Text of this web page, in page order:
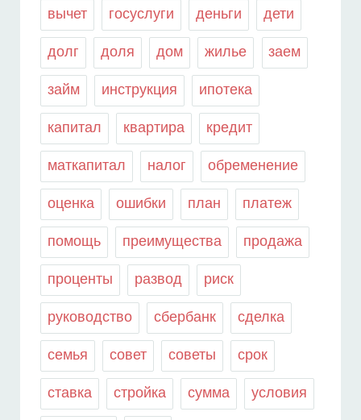
вычет госуслуги деньги дети
долг доля дом жилье заем
займ инструкция ипотека
капитал квартира кредит
маткапитал налог обременение
оценка ошибки план платеж
помощь преимущества продажа
проценты развод риск
руководство сбербанк сделка
семья совет советы срок
ставка стройка сумма условия